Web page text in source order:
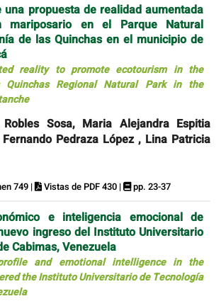
una propuesta de realidad aumentada
mariposario en el Parque Natural
de las Quinchas en el municipio de
reality to promote ecotourism in the
Regional Natural Park in the
Sosa, Maria Alejandra Espitia
Pedraza López , Lina Patricia
749 | Vistas de PDF 430 | pp. 23-37
e inteligencia emocional de
ingreso del Instituto Universitario
Cabimas, Venezuela
and emotional intelligence in the
the Instituto Universitario de Tecnología